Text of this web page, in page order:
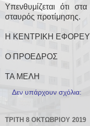
Υπενθυμίζεται ότι
σταυρός προτίμησης.
Η ΚΕΝΤΡΙΚΗ
Ο ΠΡΟΕΔΡΟΣ
ΤΑ ΜΕΛΗ
Δεν υπάρχουν σχόλια:
ΤΡΊΤΗ 8 ΟΚΤΩΒΡΊΟΥ 2019